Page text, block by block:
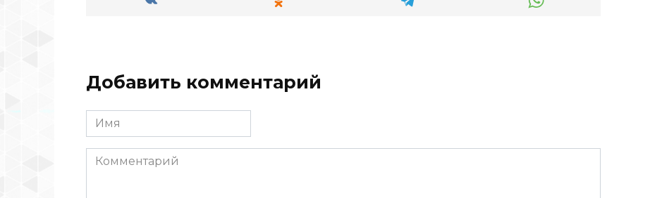
Добавить комментарий
Имя
Комментарий